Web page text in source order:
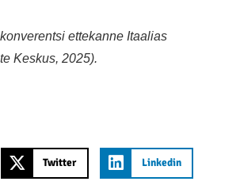
ettekanne Itaalias
Keskus, 2025).
Twitter Linkedin